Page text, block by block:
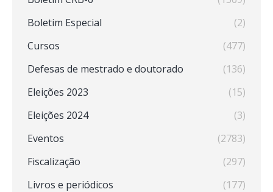
Boletim Especial
(2)
Cursos
(477)
Defesas de mestrado e doutorado
(136)
Eleições 2023
(15)
Eleições 2024
(3)
Eventos
(2783)
Fiscalização
(297)
Livros e periódicos
(177)